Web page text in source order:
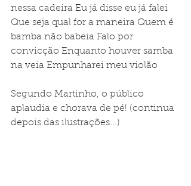
nessa cadeira Eu já disse eu já falei
Que seja qual for a maneira Quem é
bamba não babeia Falo por
convicção Enquanto houver samba
na veia Empunharei meu violão
Segundo Martinho, o público
aplaudia e chorava de pé! (continua
depois das ilustrações...)